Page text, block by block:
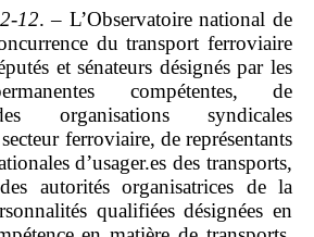
‑12.– L’Observatoire national de
du transport ferroviaire
et sénateurs désignés par les
compétentes, de
organisations syndicales
ferroviaire, de représentants
d’usager.es des transports,
autorités organisatrices de la
qualifiées désignées en